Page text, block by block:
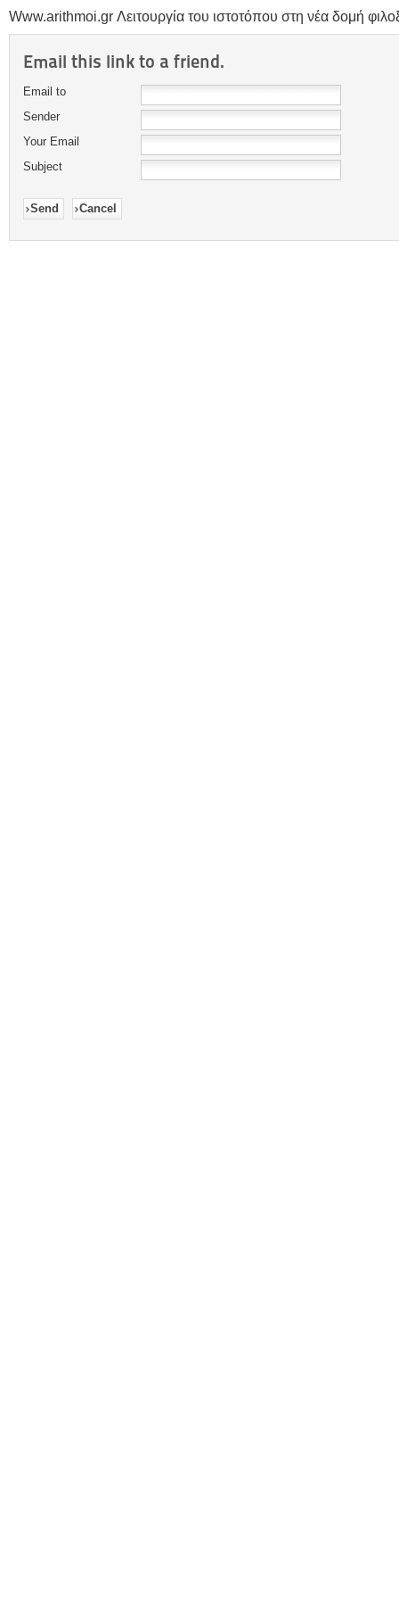
Www.arithmoi.gr Λειτουργία του ιστοτόπου στη νέα δομή
Email this link to a friend.
Email to
Sender
Your Email
Subject
Send Cancel